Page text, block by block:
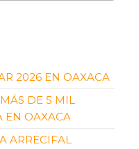
2026 EN OAXACA
DE 5 MIL
EN OAXACA
ARRECIFAL